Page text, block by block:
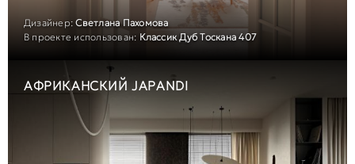
Дизайнер:Светлана Пахомова
В проекте использован: Классик Дуб Тоскана 407
АФРИКАНСКИЙ JAPANDI